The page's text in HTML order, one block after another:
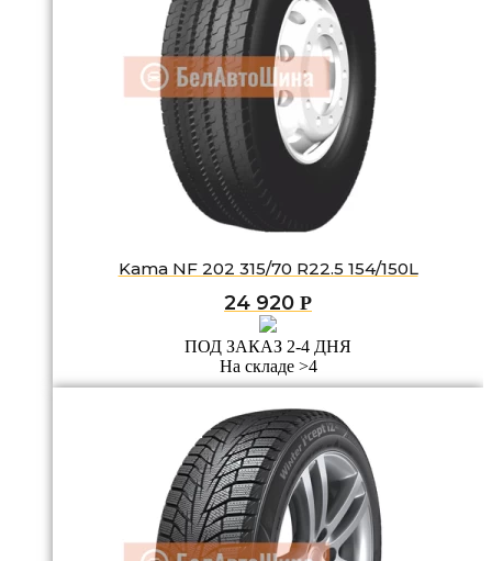
Kama NF 202 315/70 R22.5 154/150L
24 920 Р
ПОД ЗАКАЗ 2-4 ДНЯ
На складе >4